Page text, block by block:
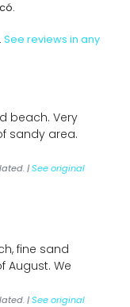
See reviews in any
beach. Very
sandy area.
|See original
fine sand
August. We
|See original